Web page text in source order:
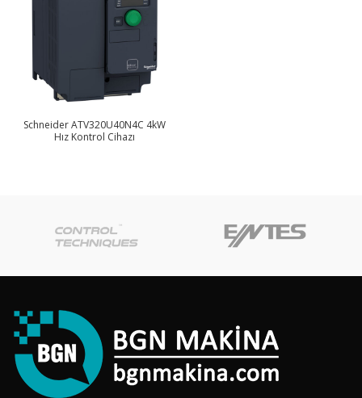
Schneider ATV320U40N4C 4kW
Hız Kontrol Cihazı